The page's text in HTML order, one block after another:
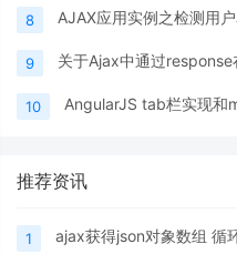
8 AJAX应用实例之检测用
9 关于Ajax中通过
10 AngularJS tab栏实现和
推荐资讯
1 ajax获得json对象数组 循